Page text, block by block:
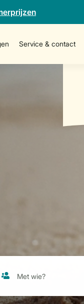
Service & contact